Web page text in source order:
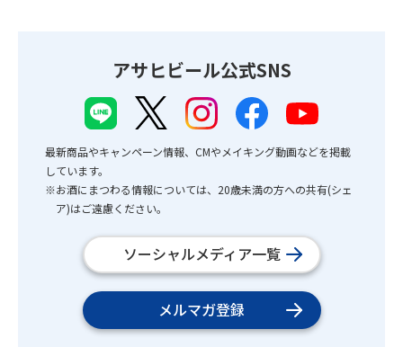
アサヒビール公式SNS
最新商品やキャンペーン情報、CMやメイキング動画などを掲載
しています。
※お酒にまつわる情報については、20歳未満の方への共有(シェ
ア)はご遠慮ください。
ソーシャルメディア一覧
メルマガ登録